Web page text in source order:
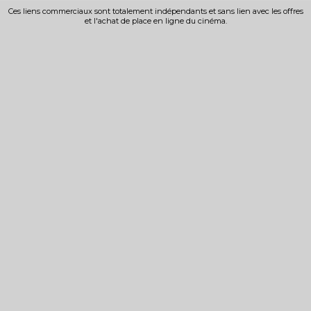
Ces liens commerciaux sont totalement indépendants et sans lien avec les offres
et l'achat de place en ligne du cinéma.